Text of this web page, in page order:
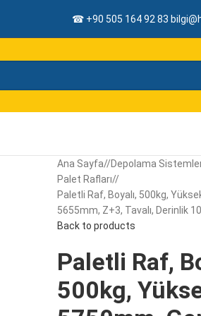
☎ +90 505 164 92 83
Ana Sayfa/ Depolama
Palet Rafları/
Paletli Raf, Boyalı, 500kg,
5655mm, Z+3, Tavalı, Derinlik
Back to products
Paletli Raf,
500kg,